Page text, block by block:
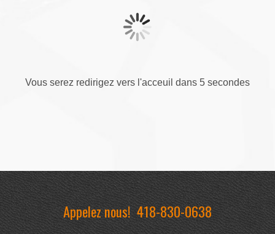
Vous serez redirigez vers l'acceuil dans 5 secondes
Appelez nous!418-830-0638